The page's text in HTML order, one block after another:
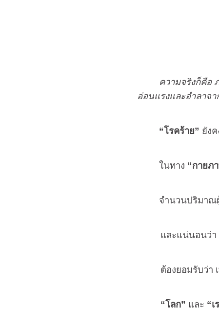
ความจริงก็คือ ภ
อ่อนแรงและอำลาจา
“โรคร้าย” ยัง
ในทาง “กายภ
จำนวนปริมาณผู้ป่
และแน่นอนว่า
ต้องยอมรับว่า
“โลก” และ “เ